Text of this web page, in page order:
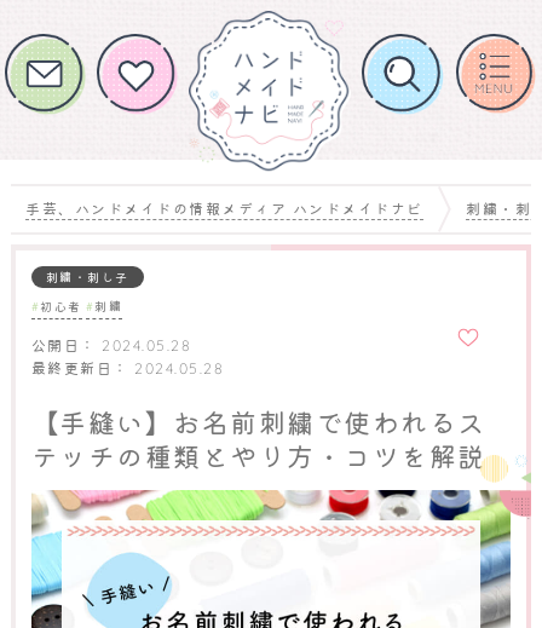
手芸、ハンドメイドの情報メディア ハンドメイドナビ 刺繍・刺
刺繍・刺し子
初心者 刺繍
公開日： 2024.05.28
最終更新日： 2024.05.28
入りに
【手縫い】お名前刺繍で使われるス
テッチの種類とやり方・コツを解説